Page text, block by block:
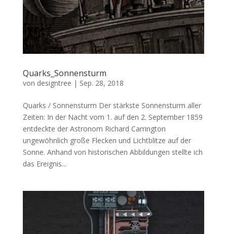
Quarks_Sonnensturm
von designtree | Sep. 28, 2018
Quarks / Sonnensturm Der stärkste Sonnensturm aller
Zeiten: In der Nacht vom 1. auf den 2. September 1859
entdeckte der Astronom Richard Carrington
ungewöhnlich große Flecken und Lichtblitze auf der
Sonne. Anhand von historischen Abbildungen stellte ich
das Ereignis...